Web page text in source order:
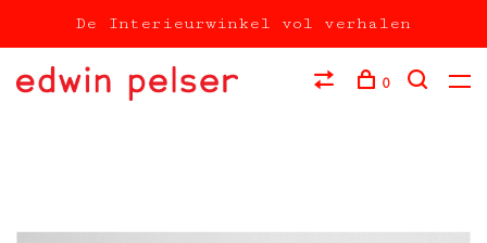
De Interieurwinkel vol verhalen
0